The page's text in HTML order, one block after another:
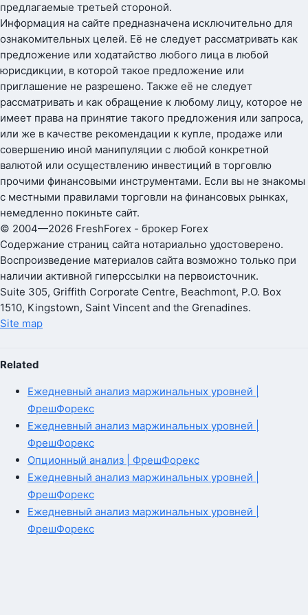
предлагаемые третьей стороной.
Информация на сайте предназначена исключительно для
ознакомительных целей. Её не следует рассматривать как
предложение или ходатайство любого лица в любой
юрисдикции, в которой такое предложение или
приглашение не разрешено. Также её не следует
рассматривать и как обращение к любому лицу, которое не
имеет права на принятие такого предложения или запроса,
или же в качестве рекомендации к купле, продаже или
совершению иной манипуляции с любой конкретной
валютой или осуществлению инвестиций в торговлю
прочими финансовыми инструментами. Если вы не знакомы
с местными правилами торговли на финансовых рынках,
немедленно покиньте сайт.
© 2004—2026 FreshForex - брокер Forex
Содержание страниц сайта нотариально удостоверено.
Воспроизведение материалов сайта возможно только при
наличии активной гиперссылки на первоисточник.
Suite 305, Griffith Corporate Centre, Beachmont, P.O. Box
1510, Kingstown, Saint Vincent and the Grenadines.
Site map
Related
Ежедневный анализ маржинальных уровней |
ФрешФорекс
Ежедневный анализ маржинальных уровней |
ФрешФорекс
Опционный анализ | ФрешФорекс
Ежедневный анализ маржинальных уровней |
ФрешФорекс
Ежедневный анализ маржинальных уровней |
ФрешФорекс